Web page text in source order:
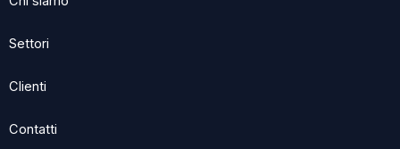
o
k
Settori
Clienti
Contatti